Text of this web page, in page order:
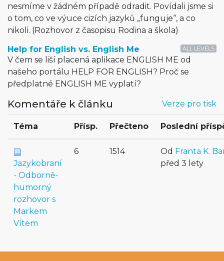
nesmíme v žádném případě odradit. Povídali jsme si
o tom, co ve výuce cizích jazyků „funguje“, a co
nikoli. (Rozhovor z časopisu Rodina a škola)
ALL LEVELS
Help for English vs. English Me
V čem se liší placená aplikace ENGLISH ME od
našeho portálu HELP FOR ENGLISH? Proč se
předplatné ENGLISH ME vyplatí?
Verze pro tisk
Komentáře k článku
Téma Přísp. Přečteno Poslední
Jazykobraní
- Odborně-
humorný
rozhovor s
Markem
Vítem
6 1514 Od Franta K.
před 3 lety